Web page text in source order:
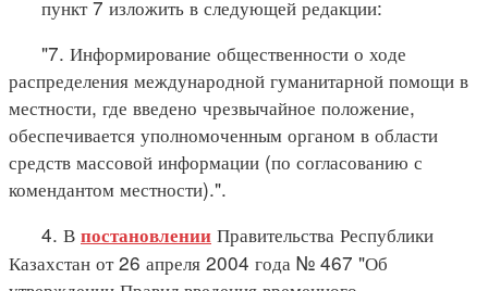
пункт 7 изложить в следующей редакции:
"7. Информирование общественности о ходе
распределения международной гуманитарной помощи в
местности, где введено чрезвычайное положение,
обеспечивается уполномоченным органом в области
средств массовой информации (по согласованию с
комендантом местности).".
4. В постановлении Правительства Республики
Казахстан от 26 апреля 2004 года № 467 "Об